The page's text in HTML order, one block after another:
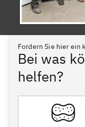
Fordern Sie hier ein
Bei was
helfen?